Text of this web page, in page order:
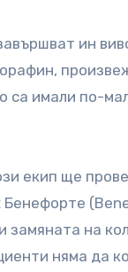
ин
са имали по-
екип ще
​​Бенефорте
замяната на
няма да